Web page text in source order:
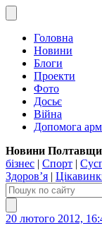
Головна
Новини
Блоги
Проекти
Фото
Досьє
Війна
Допомога
Новини
бізнес | Спорт |
Здоров’я |
20 лютого 2012,